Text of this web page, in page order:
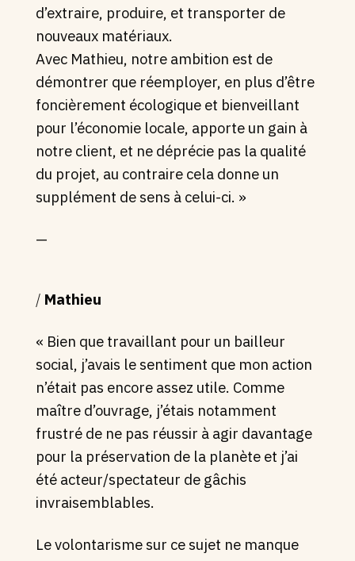
d’extraire, produire, et transporter de
nouveaux matériaux.
Avec Mathieu, notre ambition est de
démontrer que réemployer, en plus d’être
foncièrement écologique et bienveillant
pour l’économie locale, apporte un gain à
notre client, et ne déprécie pas la qualité
du projet, au contraire cela donne un
supplément de sens à celui-ci. »
—
/ Mathieu
« Bien que travaillant pour un bailleur
social, j’avais le sentiment que mon action
n’était pas encore assez utile. Comme
maître d’ouvrage, j’étais notamment
frustré de ne pas réussir à agir davantage
pour la préservation de la planète et j’ai
été acteur/spectateur de gâchis
invraisemblables.
Le volontarisme sur ce sujet ne manque